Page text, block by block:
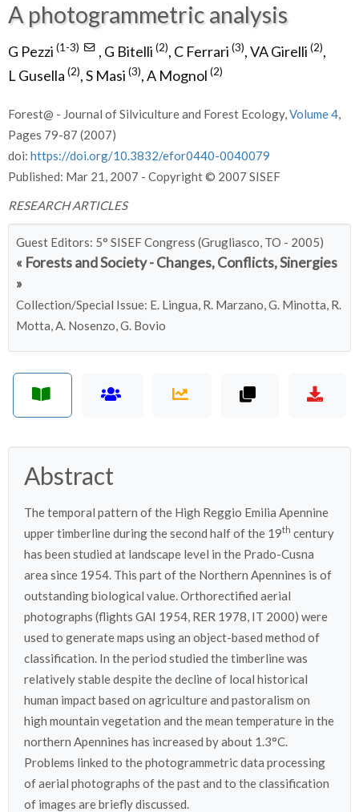
A photogrammetric analysis
G Pezzi (1-3) , G Bitelli (2), C Ferrari (3),VA Girelli (2),
L Gusella (2),S Masi (3),A Mognol (2)
Forest@ - Journal of Silviculture and Forest Ecology,Volume 4,
Pages 79-87 (2007)
doi: https://doi.org/10.3832/efor0440-0040079
Published: Mar 21, 2007 - Copyright © 2007 SISEF
RESEARCH ARTICLES
Guest Editors: 5° SISEF Congress (Grugliasco, TO - 2005)
« Forests and Society - Changes, Conflicts, Sinergies
»
Collection/Special Issue: E. Lingua, R. Marzano, G. Minotta, R.
Motta, A. Nosenzo, G. Bovio
Abstract
The temporal pattern of the High Reggio Emilia Apennine
upper timberline during the second half of the 19th century
has been studied at landscape level in the Prado-Cusna
area since 1954. This part of the Northern Apennines is of
outstanding biological value. Orthorectified aerial
photographs (flights GAI 1954, RER 1978, IT 2000) were
used to generate maps using an object-based method of
classification. In the period studied the timberline was
relatively stable despite the decline of local historical
human impact based on agriculture and pastoralism on
high mountain vegetation and the mean temperature in the
northern Apennines has increased by about 1.3°C.
Problems linked to the photogrammetric data processing
of aerial photographs of the past and to the classification
of images are briefly discussed.